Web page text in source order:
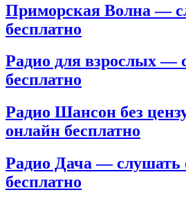
Приморская Волна —
бесплатно
Радио для взрослых —
бесплатно
Радио Шансон без
онлайн бесплатно
Радио Дача — слушать
бесплатно